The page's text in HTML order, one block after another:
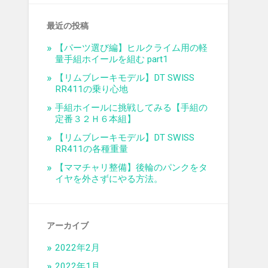
最近の投稿
【パーツ選び編】ヒルクライム用の軽
量手組ホイールを組む part1
【リムブレーキモデル】DT SWISS
RR411の乗り心地
手組ホイールに挑戦してみる【手組の
定番３２Ｈ６本組】
【リムブレーキモデル】DT SWISS
RR411の各種重量
【ママチャリ整備】後輪のパンクをタ
イヤを外さずにやる方法。
アーカイブ
2022年2月